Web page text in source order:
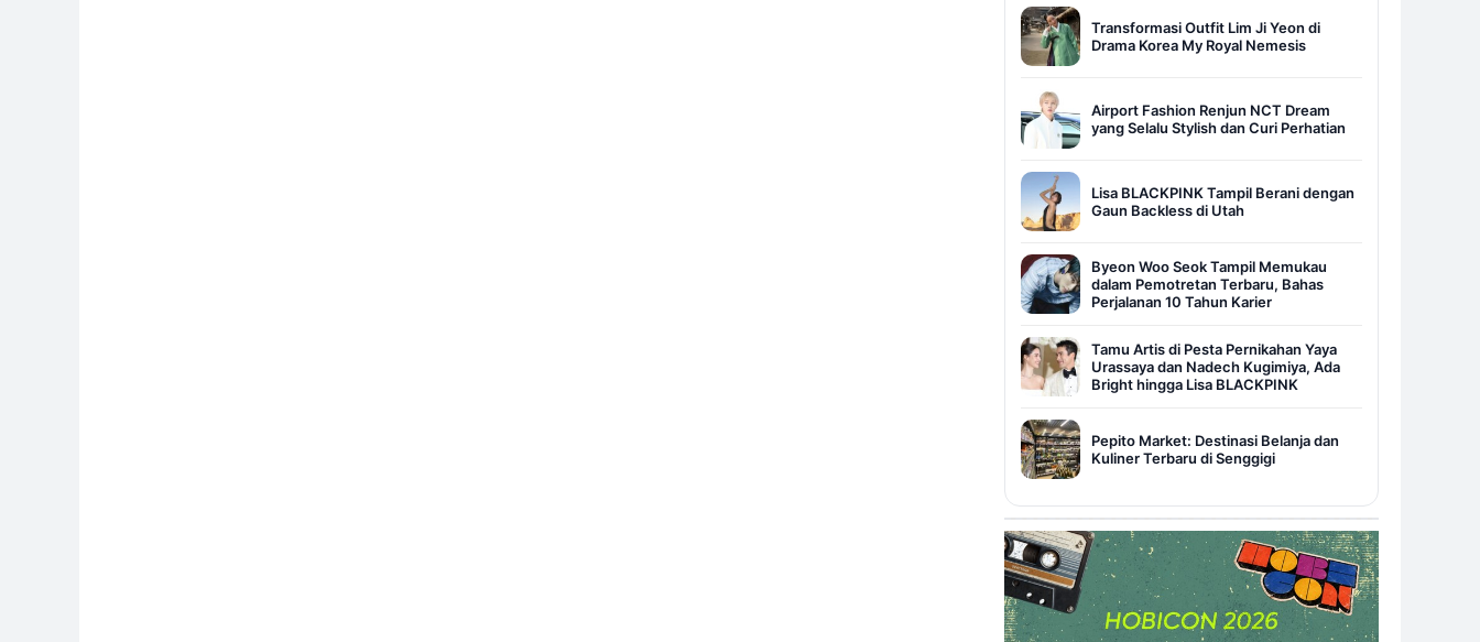
Transformasi Outfit Lim Ji Yeon di
Drama Korea My Royal Nemesis
Airport Fashion Renjun NCT Dream
yang Selalu Stylish dan Curi Perhatian
Lisa BLACKPINK Tampil Berani dengan
Gaun Backless di Utah
Byeon Woo Seok Tampil Memukau
dalam Pemotretan Terbaru, Bahas
Perjalanan 10 Tahun Karier
Tamu Artis di Pesta Pernikahan Yaya
Urassaya dan Nadech Kugimiya, Ada
Bright hingga Lisa BLACKPINK
Pepito Market: Destinasi Belanja dan
Kuliner Terbaru di Senggigi